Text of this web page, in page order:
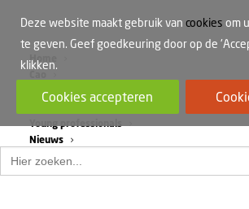
Home
Werkdruk
Vrouwen in de bouw
Young professionals
Nieuws
Zoek
naar:
Deze website maakt gebruik van cookies om
te geven. Geef goedkeuring door op de
klikken.
Cookies accepteren